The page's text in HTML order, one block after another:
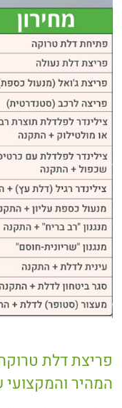
פריצת דלת
המהיר והמקצועי